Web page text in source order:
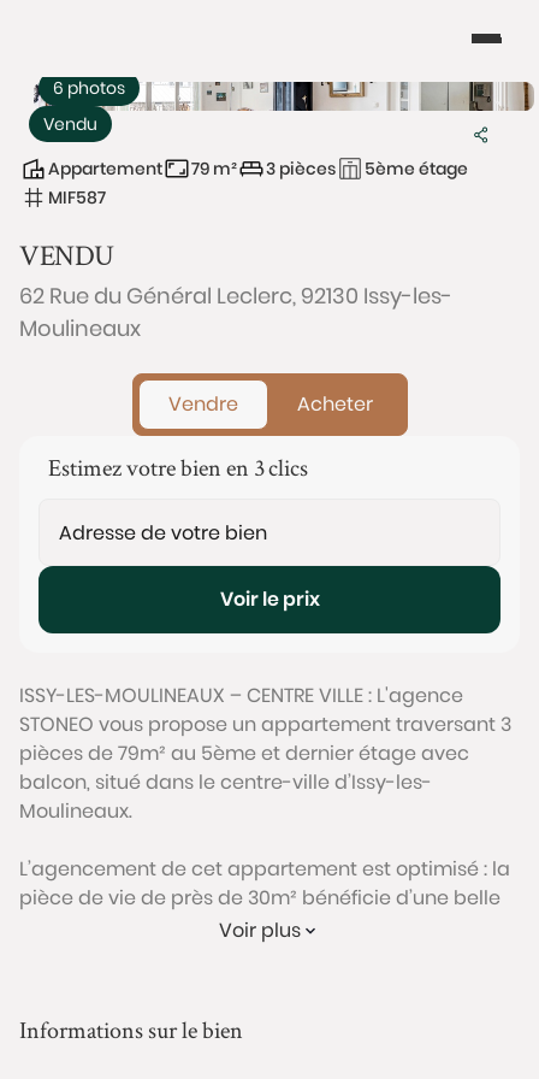
Vendu
6 photos
Appartement 79 m² 3 pièces
5ème étage
MIF587
VENDU
62 Rue du Général Leclerc, 92130 Issy-les-
Moulineaux
Vendre Acheter
Estimez votre bien en 3 clics
Voir le prix
ISSY-LES-MOULINEAUX – CENTRE VILLE : L'agence
STONEO vous propose un appartement traversant 3
pièces de 79m² au 5ème et dernier étage avec
balcon, situé dans le centre-ville d’Issy-les-
Moulineaux.
L’agencement de cet appartement est optimisé : la
pièce de vie de près de 30m² bénéficie d’une belle
luminosité grâce aux grandes baies vitrées et à
cuisine est équipée et fonctionnelle, avec possibilité
Voir plus
Informations sur le bien